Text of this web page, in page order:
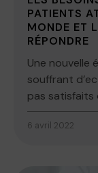
PATIENTS
MONDE ET
RÉPONDRE
Une nouvelle
souffrant
pas satisfaits
6 avril 2022